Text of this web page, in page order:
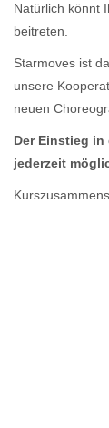
Natürlich könnt
beitreten.
Starmoves ist
unsere
neuen
Der Einstieg in
jederzeit